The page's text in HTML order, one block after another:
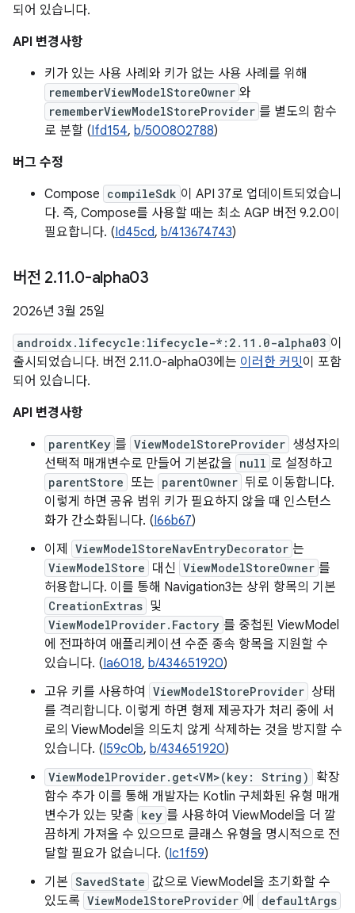
되어 있습니다.
API 변경사항
키가 있는 사용 사례와 키가 없는 사용 사례를 위해
rememberViewModelStoreOwner 와
rememberViewModelStoreProvider 를 별도의 함수
로 분할 (Ifd154, b/500802788)
버그 수정
Compose compileSdk 이 API 37로 업데이트되었습니
다. 즉, Compose를 사용할 때는 최소 AGP 버전 9.2.0이
필요합니다. (Id45cd, b/413674743)
버전 2.11.0-alpha03
2026년 3월 25일
androidx.lifecycle:lifecycle-*:2.11.0-alpha03 이
출시되었습니다. 버전 2.11.0-alpha03에는 이러한 커밋이 포함
되어 있습니다.
API 변경사항
parentKey 를 ViewModelStoreProvider 생성자의
선택적 매개변수로 만들어 기본값을 null 로 설정하고
parentStore 또는 parentOwner 뒤로 이동합니다.
이렇게 하면 공유 범위 키가 필요하지 않을 때 인스턴스
화가 간소화됩니다. (I66b67)
이제
ViewModelStoreNavEntryDecorator 는
ViewModelStore 대신 ViewModelStoreOwner 를
허용합니다. 이를 통해 Navigation3는 상위 항목의 기본
CreationExtras 및
ViewModelProvider.Factory 를 중첩된 ViewModel
에 전파하여 애플리케이션 수준 종속 항목을 지원할 수
있습니다. (Ia6018, b/434651920)
고유 키를 사용하여
ViewModelStoreProvider 상태
를 격리합니다. 이렇게 하면 형제 제공자가 처리 중에 서
로의 ViewModel을 의도치 않게 삭제하는 것을 방지할 수
있습니다. (I59c0b, b/434651920)
ViewModelProvider.get<VM>(key: String)
확장
함수 추가 이를 통해 개발자는 Kotlin 구체화된 유형 매개
변수가 있는 맞춤 key 를 사용하여 ViewModel을 더 깔
끔하게 가져올 수 있으므로 클래스 유형을 명시적으로 전
달할 필요가 없습니다. (Ic1f59)
기본 SavedState 값으로 ViewModel을 초기화할 수
있도록 ViewModelStoreProvider 에 defaultArgs